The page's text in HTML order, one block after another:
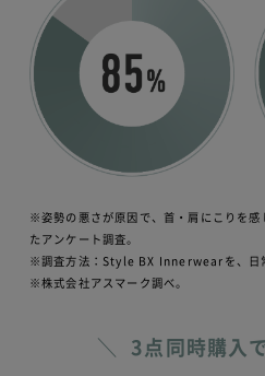
※姿勢の悪さが原因で、首・肩にこりを感
たアンケート調査。
※調査方法：Style BX Innerwearを、日
※株式会社アスマーク調べ。
3点同時購入